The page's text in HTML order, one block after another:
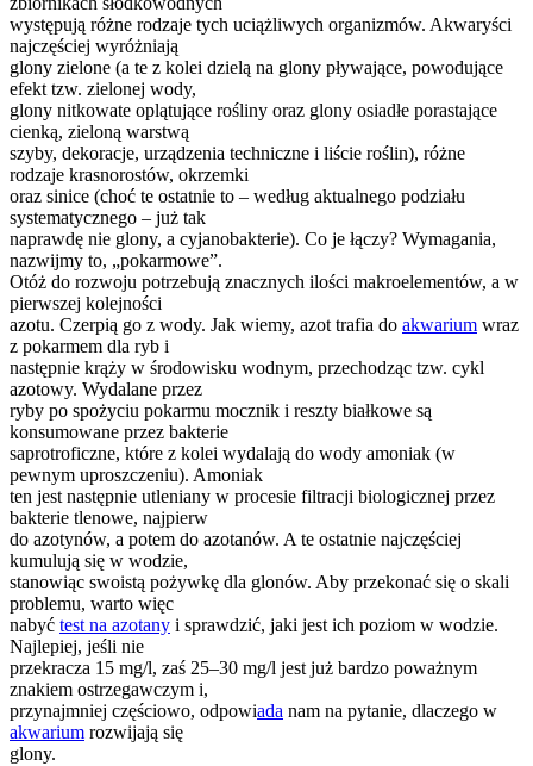
występują różne rodzaje tych uciążliwych organizmów. Akwaryści
najczęściej wyróżniają
glony zielone (a te z kolei dzielą na glony pływające, powodujące
efekt tzw. zielonej wody,
glony nitkowate oplątujące rośliny oraz glony osiadłe porastające
cienką, zieloną warstwą
szyby, dekoracje, urządzenia techniczne i liście roślin), różne
rodzaje krasnorostów, okrzemki
oraz sinice (choć te ostatnie to – według aktualnego podziału
systematycznego – już tak
naprawdę nie glony, a cyjanobakterie). Co je łączy? Wymagania,
nazwijmy to, „pokarmowe”.
Otóż do rozwoju potrzebują znacznych ilości makroelementów, a w
pierwszej kolejności
azotu. Czerpią go z wody. Jak wiemy, azot trafia do akwarium wraz
z pokarmem dla ryb i
następnie krąży w środowisku wodnym, przechodząc tzw. cykl
azotowy. Wydalane przez
ryby po spożyciu pokarmu mocznik i reszty białkowe są
konsumowane przez bakterie
saprotroficzne, które z kolei wydalają do wody amoniak (w
pewnym uproszczeniu). Amoniak
ten jest następnie utleniany w procesie filtracji biologicznej przez
bakterie tlenowe, najpierw
do azotynów, a potem do azotanów. A te ostatnie najczęściej
kumulują się w wodzie,
stanowiąc swoistą pożywkę dla glonów. Aby przekonać się o skali
problemu, warto więc
nabyć test na azotany i sprawdzić, jaki jest ich poziom w wodzie.
Najlepiej, jeśli nie
przekracza 15 mg/l, zaś 25–30 mg/l jest już bardzo poważnym
znakiem ostrzegawczym i,
przynajmniej częściowo, odpowiada nam na pytanie, dlaczego w
akwarium rozwijają się
glony.